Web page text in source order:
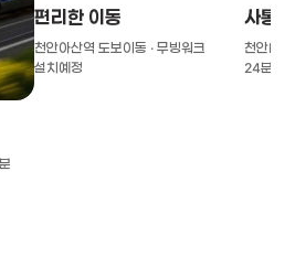
편리한 이동
천안아산역 도보이동 · 무빙워크
설치예정
사통
천안IC(
24분